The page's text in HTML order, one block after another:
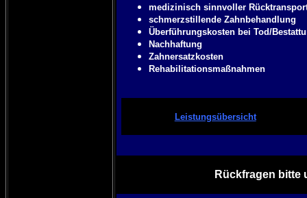
medizinisch sinnvoller
schmerzstillende Zahnbehandlung
Überführungskosten bei Tod/
Nachhaftung
Zahnersatzkosten
Rehabilitationsmaßnahmen
Leistungsübersicht
Rückfragen bitte